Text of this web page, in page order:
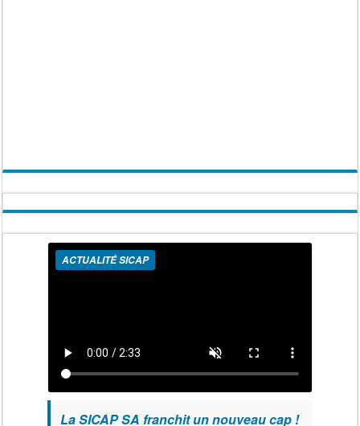
ACTUALITÉ SICAP
La SICAP SA franchit un nouveau cap !